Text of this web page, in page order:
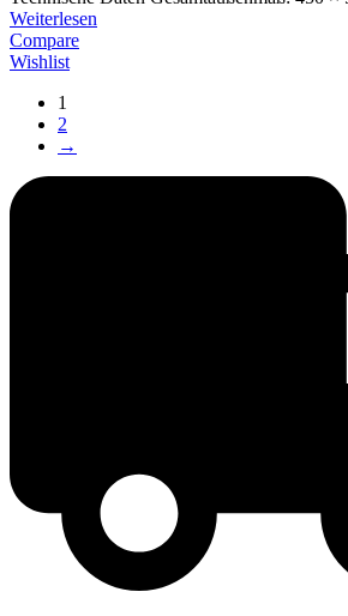
Weiterlesen
Compare
Wishlist
1
2
→